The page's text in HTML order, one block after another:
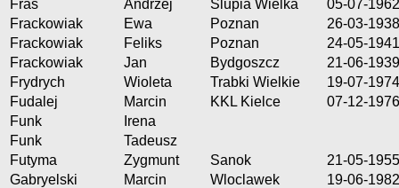
Fras
Andrzej Slupia Wielka
05-07-1962
Frackowiak
Ewa Poznan
26-03-1938
Frackowiak
Feliks Poznan
24-05-1941
Frackowiak
Jan Bydgoszcz
21-06-1939
Frydrych
Wioleta Trabki Wielkie
19-07-1974
Fudalej
Marcin KKL Kielce
07-12-1976
Funk
Irena
Funk
Tadeusz
Futyma
Zygmunt Sanok
21-05-1955
Gabryelski
Marcin Wloclawek
19-06-1982